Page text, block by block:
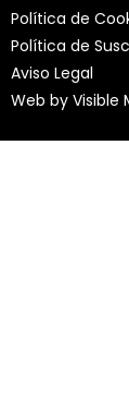
Política de
Política de
Aviso Legal
Web by Visible